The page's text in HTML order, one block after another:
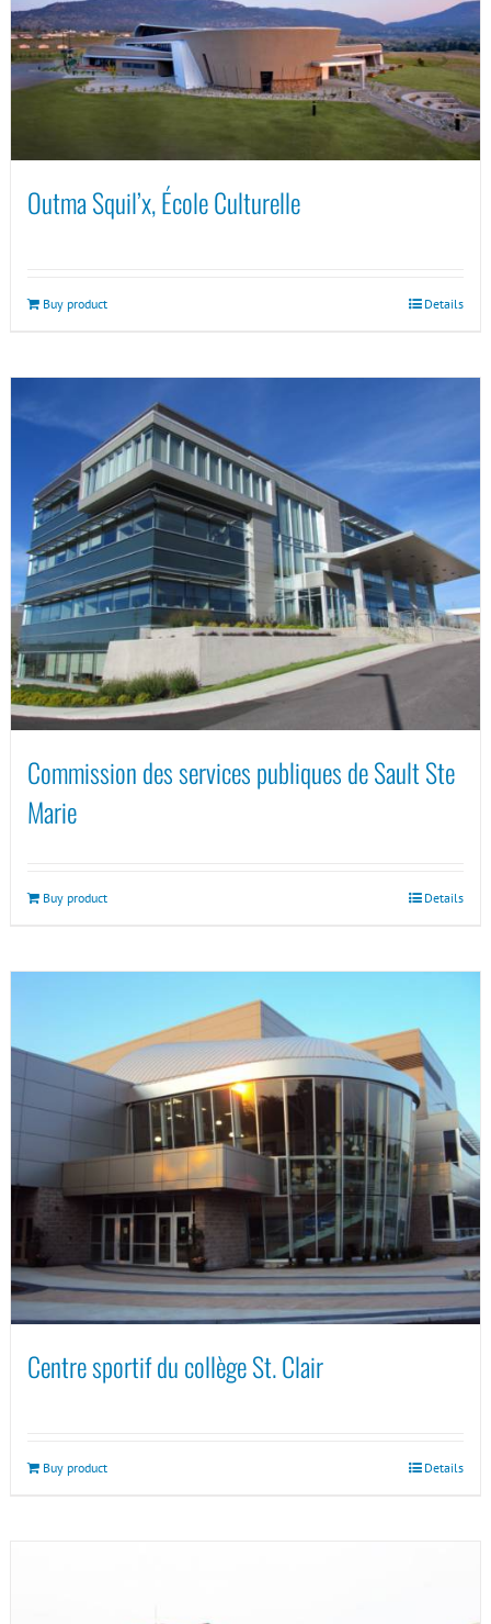
Outma Squil’x, École Culturelle
Buy product Details
Commission des services publiques de Sault Ste
Marie
Buy product Details
Centre sportif du collège St. Clair
Buy product Details